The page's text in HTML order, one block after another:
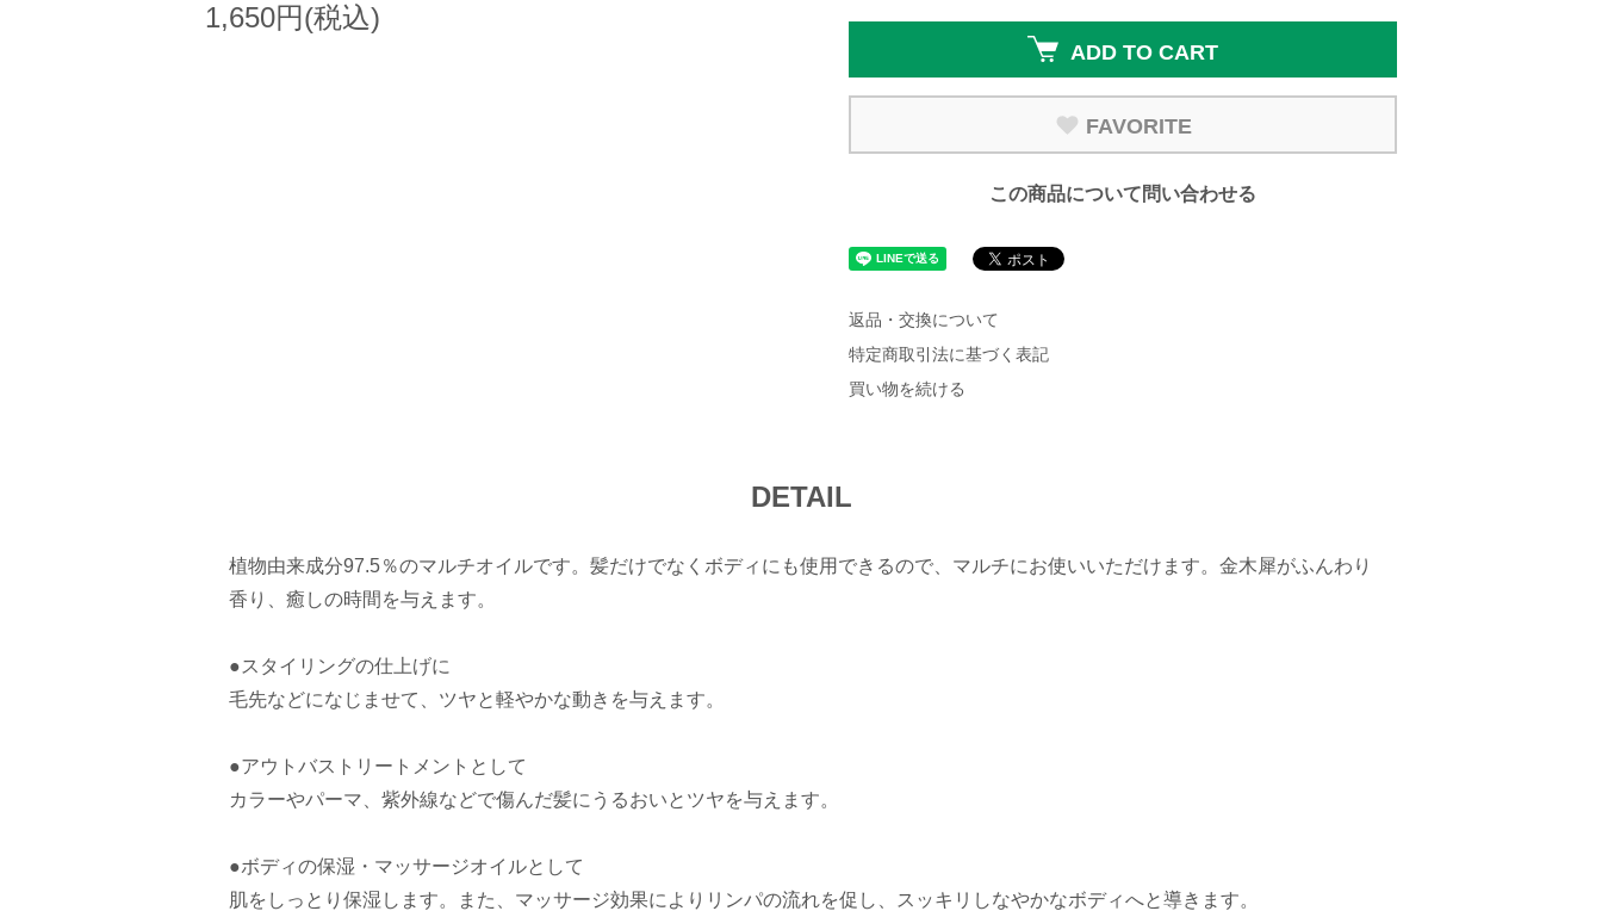
1,650円(税込)
ADD TO CART
FAVORITE
この商品について問い合わせる
返品・交換について
特定商取引法に基づく表記
買い物を続ける
DETAIL
植物由来成分97.5％のマルチオイルです。髪だけでなくボディにも使用できるので、マルチにお使いいただけます。金木犀がふんわり
香り、癒しの時間を与えます。
●スタイリングの仕上げに
毛先などになじませて、ツヤと軽やかな動きを与えます。
●アウトバストリートメントとして
カラーやパーマ、紫外線などで傷んだ髪にうるおいとツヤを与えます。
●ボディの保湿・マッサージオイルとして
肌をしっとり保湿します。また、マッサージ効果によりリンパの流れを促し、スッキリしなやかなボディへと導きます。